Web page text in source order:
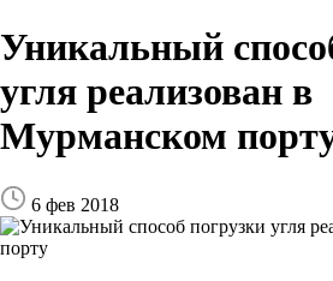
Уникальный
угля реализован в
Мурманском
6 фев 2018